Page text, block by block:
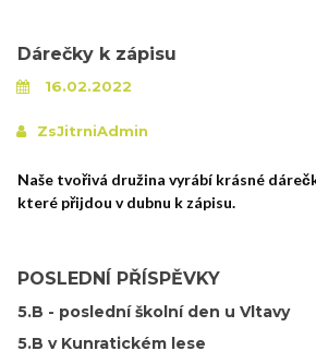
Dárečky k zápisu
16.02.2022
ZsJitrniAdmin
Naše tvořivá družina vyrábí krásné
které přijdou v dubnu k zápisu.
POSLEDNÍ PŘÍSPĚVKY
5.B - poslední školní den u Vltavy
5.B v Kunratickém lese